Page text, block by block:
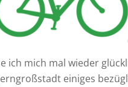
ich mich mal wieder
einiges